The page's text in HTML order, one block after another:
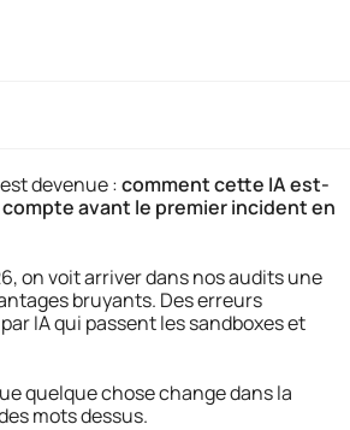
devenue :comment cette IA est-
avant le premier incident en
on voit arriver dans nos audits une
bruyants. Des erreurs
IA qui passent les sandboxes et
quelque chose change dans la
mots dessus.